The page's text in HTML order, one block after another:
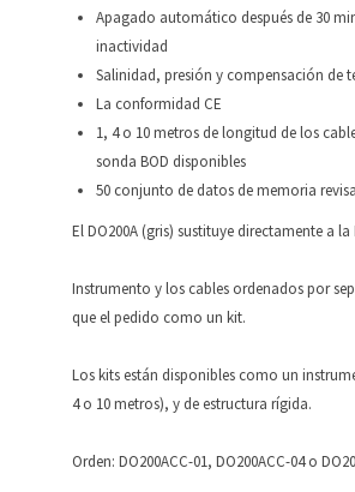
Apagado automático después de 30
inactividad
Salinidad, presión y compensación de
La conformidad CE
1, 4 o 10 metros de longitud de los
sonda BOD disponibles
50 conjunto de datos de memoria
El DO200A (gris) sustituye directamente a la
Instrumento y los cables ordenados por
que el pedido como un kit.
Los kits están disponibles como un
4 o 10 metros), y de estructura rígida.
Orden: DO200ACC-01, DO200ACC-04 o